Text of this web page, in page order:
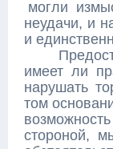
могли
неудачи, и
и
имеет ли
нарушать
том
стороной,